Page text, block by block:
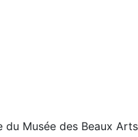
du Musée des Beaux Arts